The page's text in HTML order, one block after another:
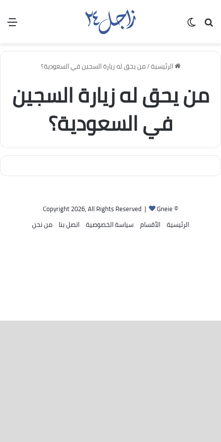
بحث عن
الرئيسية/من يحق له زيارة السجين في السعودية؟
من يحق له زيارة السجين
في السعودية؟
© Copyright 2026, All Rights Reserved |
Gneie
الرئيسية الأقسام سياسة الخصوصية اتصل بنا من نحن